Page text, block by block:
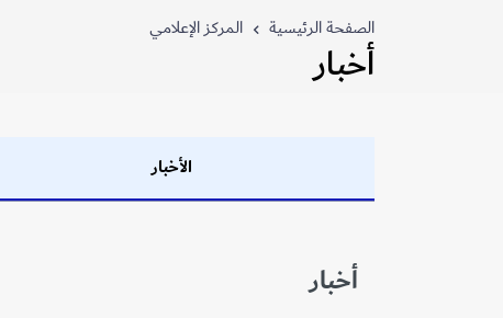
الصفحة الرئيسية المركز الإعلامي
أخبار
الأخبار
أخبار